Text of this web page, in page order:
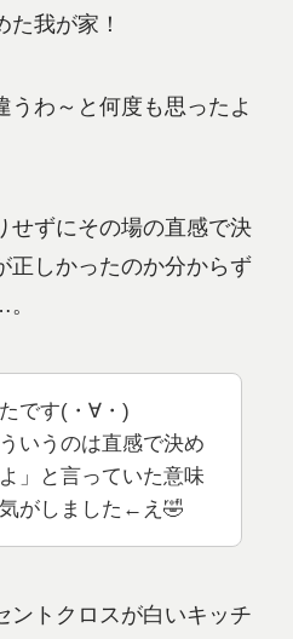
我が家！
うわ～と何度も思ったよ
せずにその場の直感で決
正しかったのか分からず
です(・∀・)
いうのは直感で決め
」と言っていた意味
がしました←え🤣
ントクロスが白いキッチ